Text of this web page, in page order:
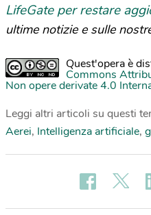
LifeGate per restare
ultime notizie e sulle
Quest'opera è
Commons
Non opere derivate 4.0
Leggi altri articoli su questi
Aerei, Intelligenza artificiale,